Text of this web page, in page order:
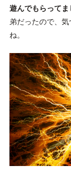
遊んでもらってま
弟だったので、
ね。